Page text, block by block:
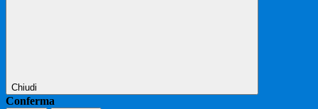
Chiudi
Conferma